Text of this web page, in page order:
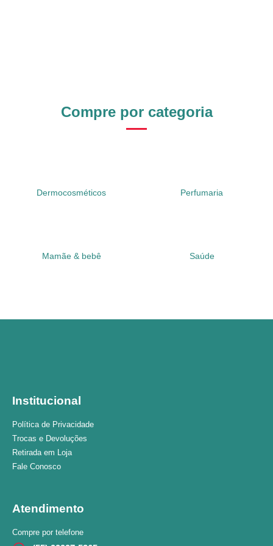
Compre por categoria
Dermocosméticos Perfumaria
Mamãe & bebê Saúde
Institucional
Política de Privacidade
Trocas e Devoluções
Retirada em Loja
Fale Conosco
Atendimento
Compre por telefone